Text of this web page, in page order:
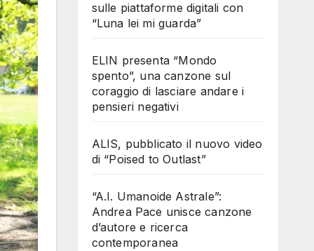
sulle piattaforme digitali con
“Luna lei mi guarda”
ELIN presenta “Mondo
spento”, una canzone sul
coraggio di lasciare andare i
pensieri negativi
ALIS, pubblicato il nuovo video
di “Poised to Outlast”
“A.I. Umanoide Astrale”:
Andrea Pace unisce canzone
d’autore e ricerca
contemporanea